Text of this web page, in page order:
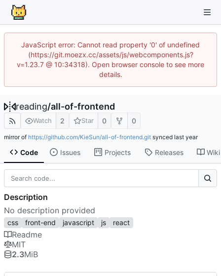
JavaScript error: Cannot read property '0' of undefined
(https://git.moezx.cc/assets/js/webcomponents.js?
v=1.23.7 @ 10:34318). Open browser console to see more
details.
reading/all-of-frontend
Watch 2 Star 0 0
mirror of https://github.com/KieSun/all-of-frontend.git synced
Code Issues Projects Releases Wiki
Description
No description provided
css front-end javascript js react
Readme
MIT
2.3MiB